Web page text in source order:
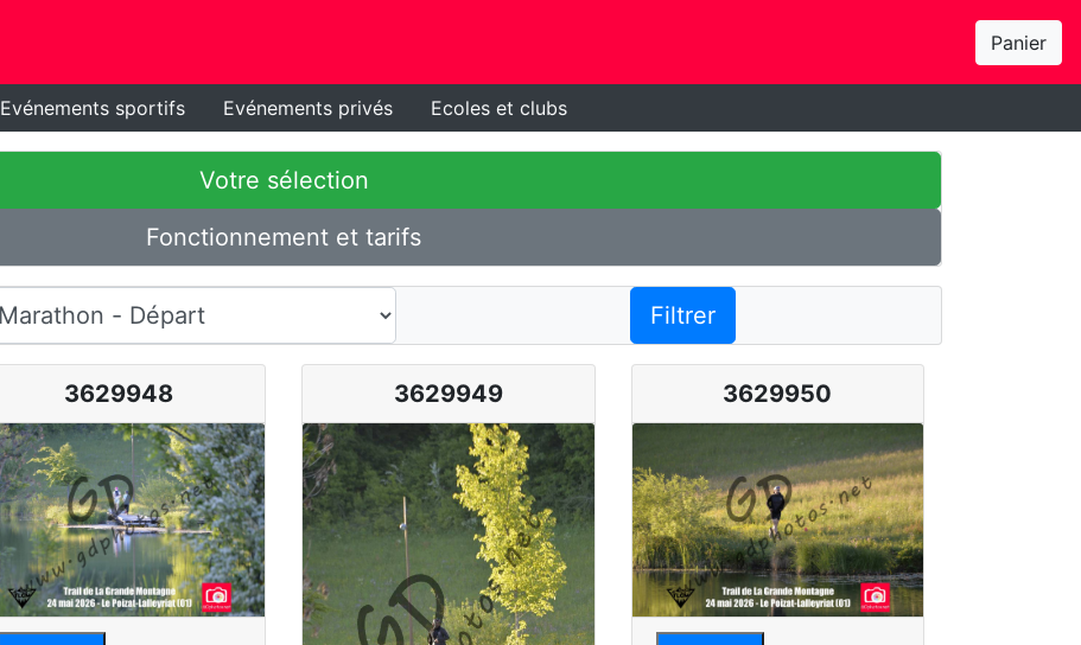
Panier
Evénements sportifs Evénements privés Ecoles et clubs
Votre sélection
Fonctionnement et tarifs
Filtrer
3629948 3629949 3629950